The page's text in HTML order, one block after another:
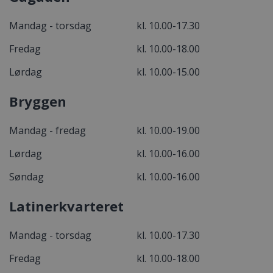
Mandag - torsdag
kl. 10.00-17.30
Fredag
kl. 10.00-18.00
Lørdag
kl. 10.00-15.00
Bryggen
Mandag - fredag
kl. 10.00-19.00
Lørdag
kl. 10.00-16.00
Søndag
kl. 10.00-16.00
Latinerkvarteret
Mandag - torsdag
kl. 10.00-17.30
Fredag
kl. 10.00-18.00